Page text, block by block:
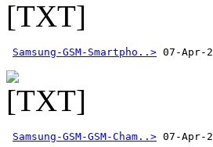
Samsung-GSM-Smartpho..>
Samsung-GSM-GSM-Cham..>